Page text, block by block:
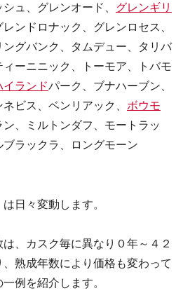
ュ、グレンオード、 グレンギリ
レンドロナック、グレンロセス、
グバンク、タムデュー、タリバ
ーニニック、トーモア、トバモ
イランドパーク、ブナハーブン、
ビス、ベンリアック、 ボウモ
ン、ミルトンダフ、モートラッ
ラックラ、ロングモーン
日々変動します。
、カスク毎に異なり０年～４２
熟成年数により価格も変わって
例を紹介します。